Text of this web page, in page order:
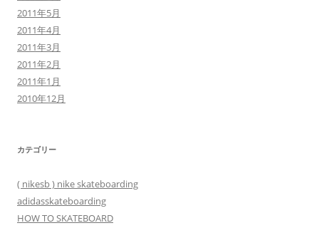
2011年5月
2011年4月
2011年3月
2011年2月
2011年1月
2010年12月
カテゴリー
( nikesb ) nike skateboarding
adidasskateboarding
HOW TO SKATEBOARD